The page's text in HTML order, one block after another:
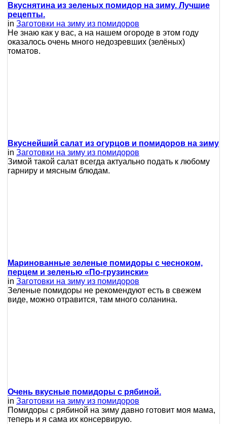
Вкуснятина из зеленых помидор на зиму. Лучшие
рецепты.
in Заготовки на зиму из помидоров
Не знаю как у вас, а на нашем огороде в этом году
оказалось очень много недозревших (зелёных)
томатов.
Вкуснейший салат из огурцов и помидоров на зиму
in Заготовки на зиму из помидоров
Зимой такой салат всегда актуально подать к любому
гарниру и мясным блюдам.
Маринованные зеленые помидоры с чесноком,
перцем и зеленью «По-грузински»
in Заготовки на зиму из помидоров
Зеленые помидоры не рекомендуют есть в свежем
виде, можно отравится, там много соланина.
Очень вкусные помидоры с рябиной.
in Заготовки на зиму из помидоров
Помидоры с рябиной на зиму давно готовит моя мама,
теперь и я сама их консервирую.